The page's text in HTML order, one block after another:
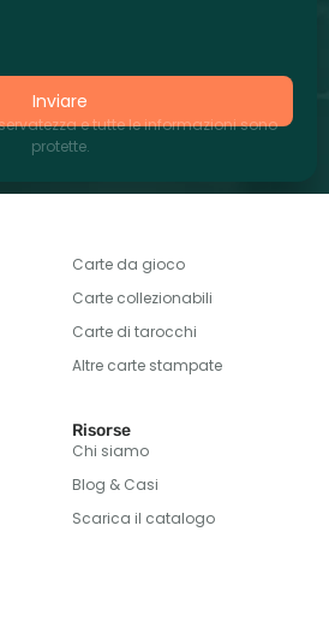
Inviare
e tutte le informazioni sono
protette.
Carte da gioco
Carte collezionabili
Carte di tarocchi
Altre carte stampate
Risorse
Chi siamo
Blog & Casi
Scarica il catalogo